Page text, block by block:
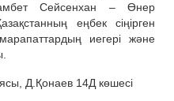
Сейсенхан – Өнер
еңбек сіңірген
иегері және
Д.Қонаев 14Д көшесі